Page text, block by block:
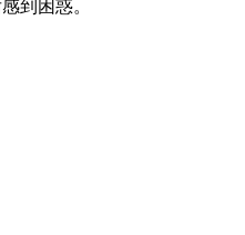
到困惑。